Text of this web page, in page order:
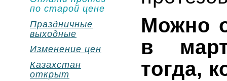
по старой цене
Праздничные
выходные
Изменение цен
Казахстан
открыт
Можно
в
тогда,